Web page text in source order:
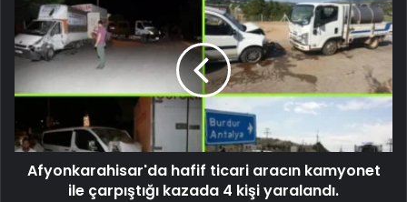
Afyonkarahisar'da hafif ticari aracın kamyonet
ile çarpıştığı kazada 4 kişi yaralandı.